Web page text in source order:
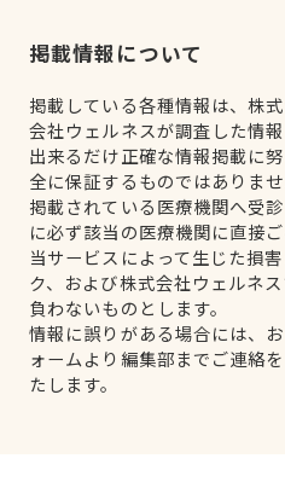
掲載情報について
掲載している各種情報は、株
会社ウェルネスが調査した情
出来るだけ正確な情報掲載に
全に保証するものではありませ
掲載されている医療機関へ受
に必ず該当の医療機関に直接ご
当サービスによって生じた損
ク、および株式会社ウェルネ
負わないものとします。
情報に誤りがある場合には、
ォームより編集部までご連絡
たします。